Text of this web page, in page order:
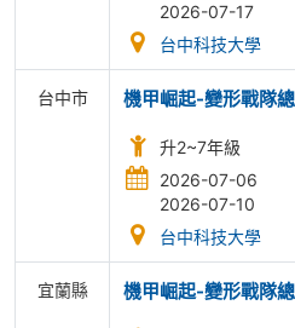
2026-07-17
台中科技大學
台中市 機甲崛起-變形戰隊
升2~7年級
2026-07-06
2026-07-10
台中科技大學
宜蘭縣 機甲崛起-變形戰隊